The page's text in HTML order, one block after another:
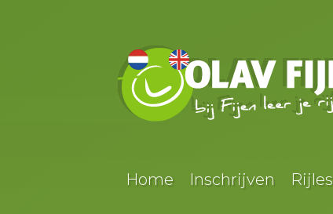
Home Inschrijven Rijles